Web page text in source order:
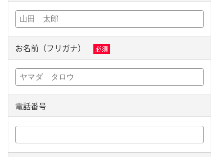
お名前（フリガナ） 必須
電話番号